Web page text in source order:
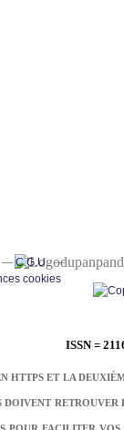
ISSN =
HTTPS ET LA
C.G.U.
cookies